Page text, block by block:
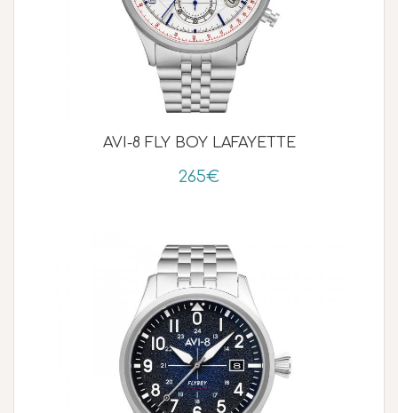
AVI-8 FLY BOY LAFAYETTE
265€